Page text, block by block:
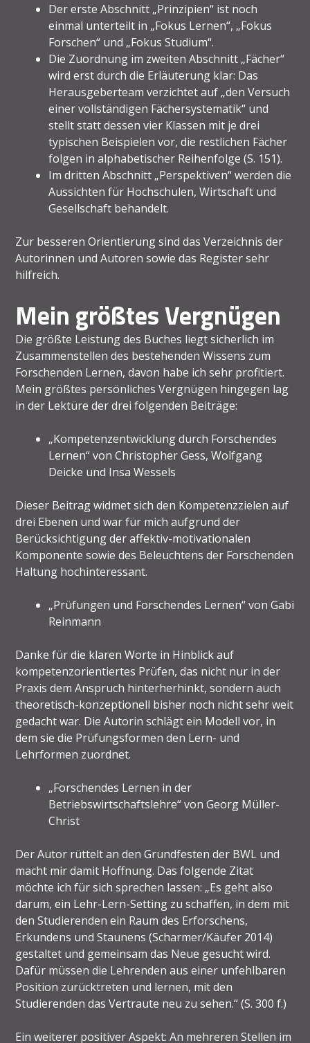
Der erste Abschnitt „Prinzipien“ ist noch
einmal unterteilt in „Fokus Lernen“, „Fokus
Forschen“ und „Fokus Studium“.
Die Zuordnung im zweiten Abschnitt „Fächer“
wird erst durch die Erläuterung klar: Das
Herausgeberteam verzichtet auf „den Versuch
einer vollständigen Fächersystematik“ und
stellt statt dessen vier Klassen mit je drei
typischen Beispielen vor, die restlichen Fächer
folgen in alphabetischer Reihenfolge (S. 151).
Im dritten Abschnitt „Perspektiven“ werden die
Aussichten für Hochschulen, Wirtschaft und
Gesellschaft behandelt.
Zur besseren Orientierung sind das Verzeichnis der
Autorinnen und Autoren sowie das Register sehr
hilfreich.
Mein größtes Vergnügen
Die größte Leistung des Buches liegt sicherlich im
Zusammenstellen des bestehenden Wissens zum
Forschenden Lernen, davon habe ich sehr profitiert.
Mein größtes persönliches Vergnügen hingegen lag
in der Lektüre der drei folgenden Beiträge:
„Kompetenzentwicklung durch Forschendes
Lernen“ von Christopher Gess, Wolfgang
Deicke und Insa Wessels
Dieser Beitrag widmet sich den Kompetenzzielen auf
drei Ebenen und war für mich aufgrund der
Berücksichtigung der affektiv-motivationalen
Komponente sowie des Beleuchtens der Forschenden
Haltung hochinteressant.
„Prüfungen und Forschendes Lernen“ von Gabi
Reinmann
Danke für die klaren Worte in Hinblick auf
kompetenzorientiertes Prüfen, das nicht nur in der
Praxis dem Anspruch hinterherhinkt, sondern auch
theoretisch-konzeptionell bisher noch nicht sehr weit
gedacht war. Die Autorin schlägt ein Modell vor, in
dem sie die Prüfungsformen den Lern- und
Lehrformen zuordnet.
„Forschendes Lernen in der
Betriebswirtschaftslehre“ von Georg Müller-
Christ
Der Autor rüttelt an den Grundfesten der BWL und
macht mir damit Hoffnung. Das folgende Zitat
möchte ich für sich sprechen lassen: „Es geht also
darum, ein Lehr-Lern-Setting zu schaffen, in dem mit
den Studierenden ein Raum des Erforschens,
Erkundens und Staunens (Scharmer/Käufer 2014)
gestaltet und gemeinsam das Neue gesucht wird.
Dafür müssen die Lehrenden aus einer unfehlbaren
Position zurücktreten und lernen, mit den
Studierenden das Vertraute neu zu sehen.“ (S. 300 f.)
Ein weiterer positiver Aspekt: An mehreren Stellen im